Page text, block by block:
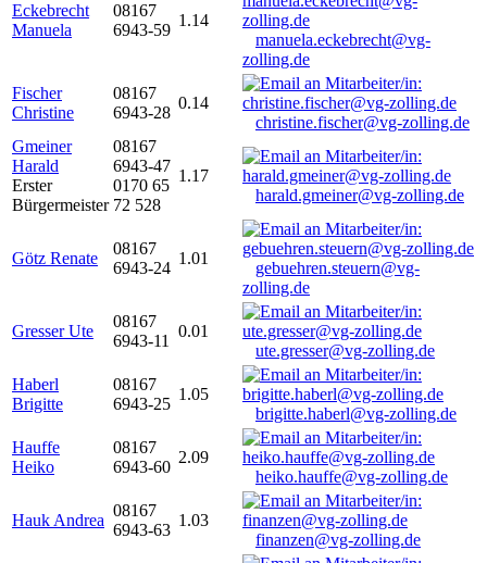
Eckebrecht
Manuela
08167
6943-59
1.14
manuela.eckebrecht@vg-
zolling.de
Fischer
Christine
08167
6943-28
0.14
christine.fischer@vg-zolling.de
Gmeiner
Harald
Erster
Bürgermeister
08167
6943-47
0170 65
72 528
1.17
harald.gmeiner@vg-zolling.de
Götz Renate
08167
6943-24
1.01
gebuehren.steuern@vg-
zolling.de
Gresser Ute
08167
6943-11
0.01
ute.gresser@vg-zolling.de
Haberl
Brigitte
08167
6943-25
1.05
brigitte.haberl@vg-zolling.de
Hauffe
Heiko
08167
6943-60
2.09
heiko.hauffe@vg-zolling.de
Hauk Andrea
08167
6943-63
1.03
finanzen@vg-zolling.de